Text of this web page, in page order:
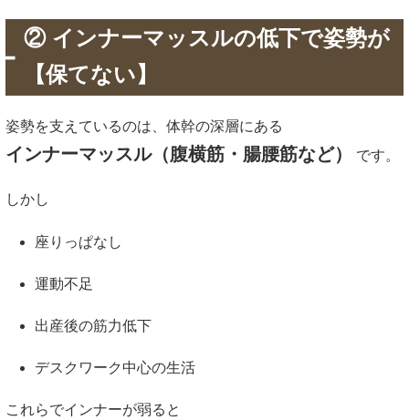
② インナーマッスルの低下で姿勢が
【保てない】
姿勢を支えているのは、体幹の深層にある
インナーマッスル（腹横筋・腸腰筋など） です。
しかし
座りっぱなし
運動不足
出産後の筋力低下
デスクワーク中心の生活
これらでインナーが弱ると